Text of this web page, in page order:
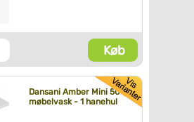
Køb
Dansani Amber Mini 50
møbelvask - 1 hanehul